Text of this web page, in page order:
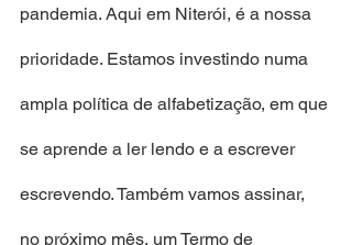
pandemia. Aqui em Niterói, é a nossa
prioridade. Estamos investindo numa
ampla política de alfabetização, em que
se aprende a ler lendo e a escrever
escrevendo. Também vamos assinar,
no próximo mês, um Termo de